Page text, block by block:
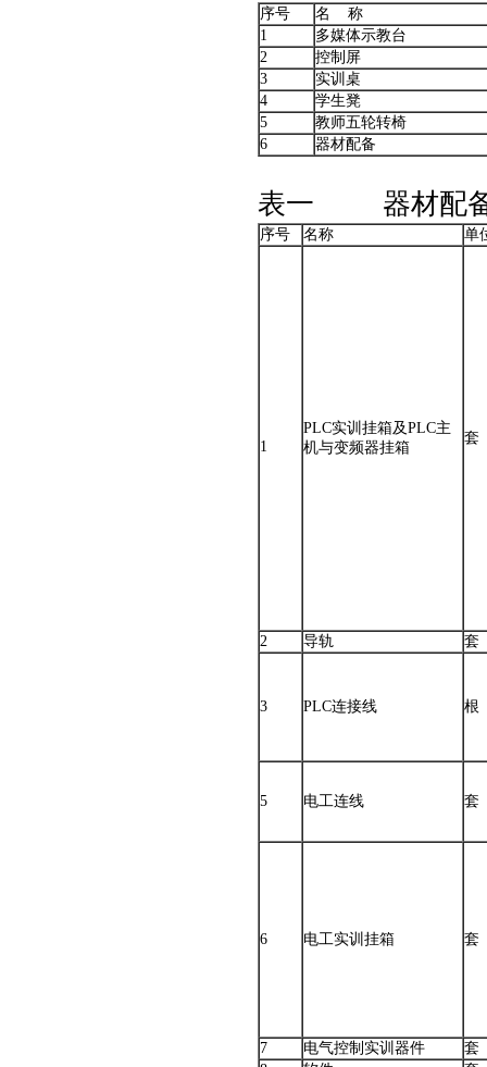
序号
名 称
1
多媒体示教台
2
控制屏
3
实训桌
4
学生凳
5
教师五轮转椅
6
器材配备
表一 器材配备
序号 名称 单
1
PLC实训挂箱及PLC主
机与变频器挂箱
套
2 导轨 套
3 PLC连接线 根
5 电工连线 套
6 电工实训挂箱 套
7 电气控制实训器件
套